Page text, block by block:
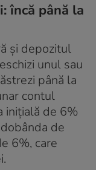
încă până la
și depozitul
unul sau
până la
contul
inițială de 6%
de
6%, care